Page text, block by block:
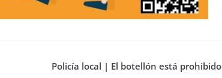
Policía local | El botellón está prohibido